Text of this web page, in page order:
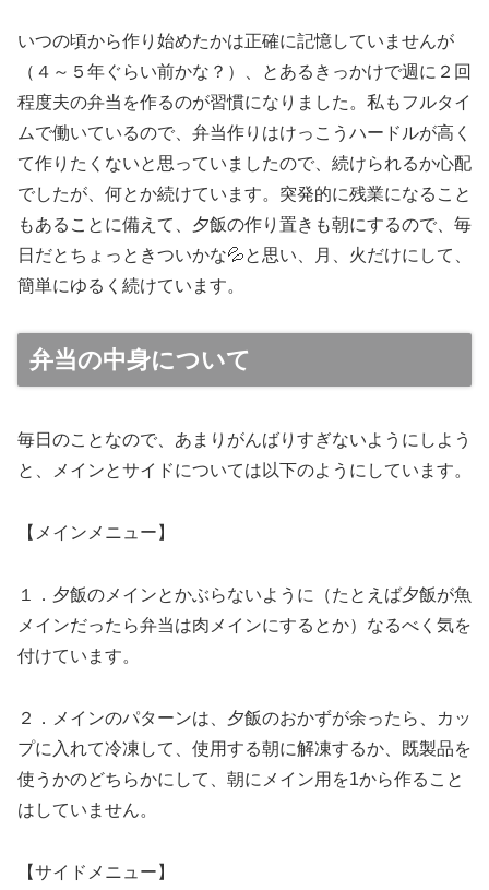
いつの頃から作り始めたかは正確に記憶していませんが
（４～５年ぐらい前かな？）、とあるきっかけで週に２回
程度夫の弁当を作るのが習慣になりました。私もフルタイ
ムで働いているので、弁当作りはけっこうハードルが高く
て作りたくないと思っていましたので、続けられるか心配
でしたが、何とか続けています。突発的に残業になること
もあることに備えて、夕飯の作り置きも朝にするので、毎
日だとちょっときついかな💦と思い、月、火だけにして、
簡単にゆるく続けています。
弁当の中身について
毎日のことなので、あまりがんばりすぎないようにしよう
と、メインとサイドについては以下のようにしています。
【メインメニュー】
１．夕飯のメインとかぶらないように（たとえば夕飯が魚
メインだったら弁当は肉メインにするとか）なるべく気を
付けています。
２．メインのパターンは、夕飯のおかずが余ったら、カッ
プに入れて冷凍して、使用する朝に解凍するか、既製品を
使うかのどちらかにして、朝にメイン用を1から作ること
はしていません。
【サイドメニュー】